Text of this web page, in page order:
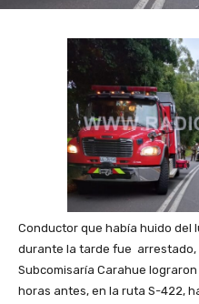
Conductor que había huido del
durante la tarde fue arrestado,
Subcomisaría Carahue
horas antes, en la ruta S-422,